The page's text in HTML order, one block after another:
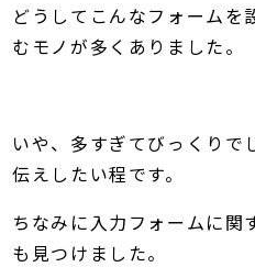
どうしてこんなフォームを
むモノが多くありました。
いや、多すぎてびっくりで
伝えしたい程です。
ちなみに入力フォームに関
も見つけました。